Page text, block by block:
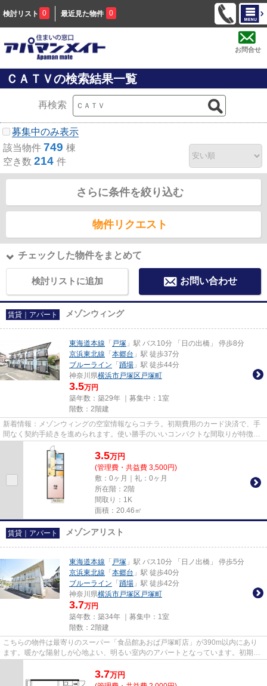
検討リスト 0 最近見た物件 0
お問合せ
ＣＡＴＶの検索結果一覧
再検索
募集中のみ表示
該当物件 749 棟
空き数 214 件
さらに条件を絞り込む
物件リクエスト
チェックした物件をまとめて
検討リストに追加 お問い合わせ
賃貸｜アパート メゾンウィング
東海道本線 「 戸塚 」駅 バス10分 「日の出橋」 停歩8分
京浜東北線 「 本郷台 」駅 徒歩37分
ブルーライン 「 踊場 」駅 徒歩44分
神奈川県横浜市戸塚区 戸塚町
3.5万円
築年数：築29年 ｜募集中： 1室
階数：2階建
新着情報：メゾンウィングの空室情報ならコチラ。初期費用のカード決済で、手
間なく契約手続きを進められます。使い勝手のいいコンパクトな間取りが特徴。
東海道本線戸塚付近の物件情...
3.5万円
(管理費・共益費 3,500円)
敷：0ヶ月｜礼：0ヶ月
所在階：2階
間取り：1K
面積：20.46㎡
賃貸｜アパート メゾンアリスト
東海道本線 「 戸塚 」駅 バス10分 「日ノ出橋」 停歩5分
京浜東北線 「 本郷台 」駅 徒歩40分
ブルーライン 「 踊場 」駅 徒歩42分
神奈川県横浜市戸塚区 戸塚町
3.7万円
築年数：築34年 ｜募集中： 1室
階数：2階建
こちらの物件は最寄りのスーパー「食品館あおば戸塚町店」が390m以内にあり
ます。暖かな陽射しが心地よい、明るい室内のアパートとなっています。初期費
3.7万円